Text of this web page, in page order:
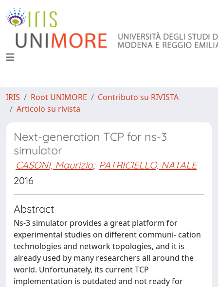
IRIS Root UNIMORE
Contributo su RIVISTA
Articolo su rivista
Next-generation TCP for ns-3
simulator
CASONI, Maurizio; PATRICIELLO, NATALE
2016
Abstract
Ns-3 simulator provides a great platform for
experimental studies on different communi- cation
technologies and network topologies, and it is
already used by many researchers all around the
world. Unfortunately, its current TCP
implementation is outdated and not ready for